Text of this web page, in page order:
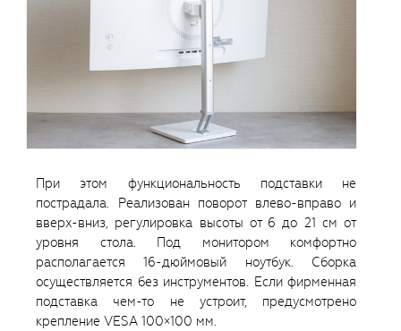
При этом функциональность подставки не
пострадала. Реализован поворот влево-вправо и
вверх-вниз, регулировка высоты от 6 до 21 см от
уровня стола. Под монитором комфортно
располагается 16-дюймовый ноутбук. Сборка
осуществляется без инструментов. Если фирменная
подставка чем-то не устроит, предусмотрено
крепление VESA 100×100 мм.